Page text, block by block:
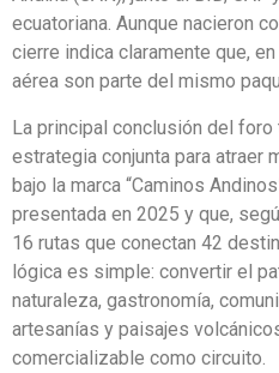
ecuatoriana. Aunque nacieron
cierre indica claramente que,
aérea son parte del mismo
La principal conclusión del
estrategia conjunta para atraer
bajo la marca “Caminos
presentada en 2025 y que,
16 rutas que conectan 42
lógica es simple: convertir el
naturaleza, gastronomía,
artesanías y paisajes
comercializable como circuito.